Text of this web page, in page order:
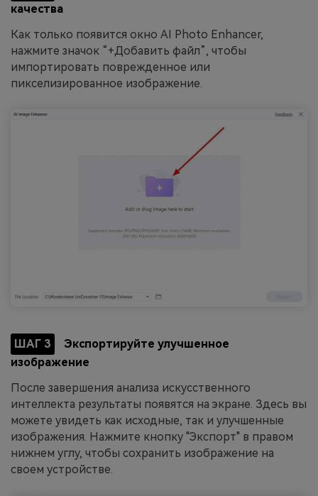
качества
Как только появится окно AI Photo Enhancer,
нажмите значок “+Добавить файл”, чтобы
импортировать поврежденное или
пикселизированное изображение.
ШАГ 3
Экспортируйте улучшенное
изображение
После завершения анализа искусственного
интеллекта результаты появятся на экране. Здесь вы
можете увидеть как исходные, так и улучшенные
изображения. Нажмите кнопку "Экспорт" в правом
нижнем углу, чтобы сохранить изображение на
своем устройстве.